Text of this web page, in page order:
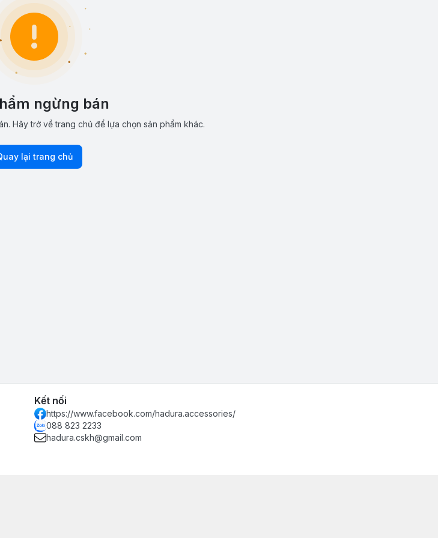
ngừng bán
Hãy trở về trang chủ để lựa chọn sản phẩm khác.
lại trang chủ
Kết nối
https://www.facebook.com/hadura.accessories/
088 823 2233
hadura.cskh@gmail.com